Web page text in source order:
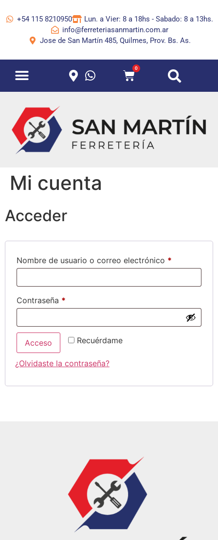
+54 115 8210950
Lun. a Vier: 8 a 18hs - Sabado: 8 a 13hs.
info@ferreteriasanmartin.com.ar
Jose de San Martín 485, Quilmes, Prov. Bs. As.
0
Mi cuenta
Acceder
Nombre de usuario o correo electrónico *
Contraseña *
Recuérdame
Acceso
¿Olvidaste la contraseña?